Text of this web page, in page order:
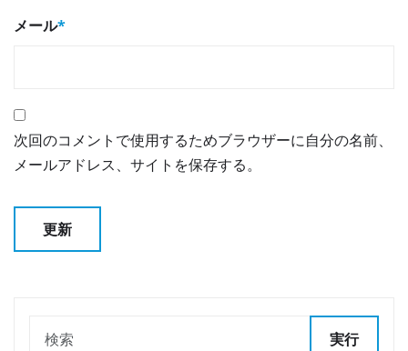
メール*
次回のコメントで使用するためブラウザーに自分の名前、
メールアドレス、サイトを保存する。
実行